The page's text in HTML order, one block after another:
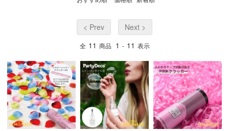
< Prev Next >
全 11 商品 1 - 11 表示